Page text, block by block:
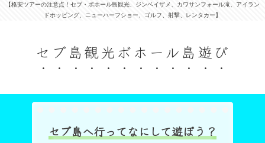
【格安ツアーの注意点！セブ・ボホール島観光、ジンベイザメ、カワサンフォール滝、アイラン
ドホッピング、ニューハーフショー、ゴルフ、射撃、レンタカー】
セブ島観光ボホール島遊び
セブ島へ行ってなにして遊ぼう？